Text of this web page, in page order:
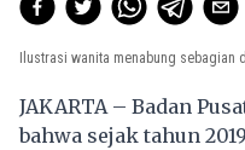
Ilustrasi wanita menabung sebagian
JAKARTA – Badan
bahwa sejak tahun